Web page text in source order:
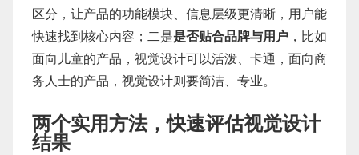
区分，让产品的功能模块、信息层级更清晰，用户能
快速找到核心内容；二是是否贴合品牌与用户 ，比如
面向儿童的产品，视觉设计可以活泼、卡通，面向商
务人士的产品，视觉设计则要简洁、专业。
两个实用方法，快速评估视觉设计
结果